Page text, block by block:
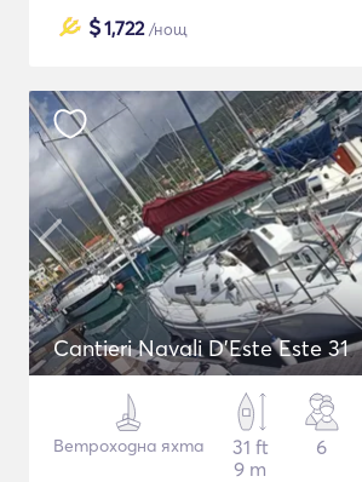
$1,722/нощ
Cantieri Navali D'Este Este 31
Ветроходна яхта
31 ft
9 m
6